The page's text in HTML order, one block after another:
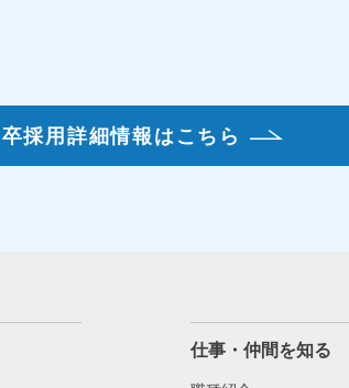
採用詳細情報はこちら
仕事・仲間を知る